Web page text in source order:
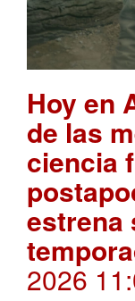
Hoy en
de las
ciencia
estrena
2026